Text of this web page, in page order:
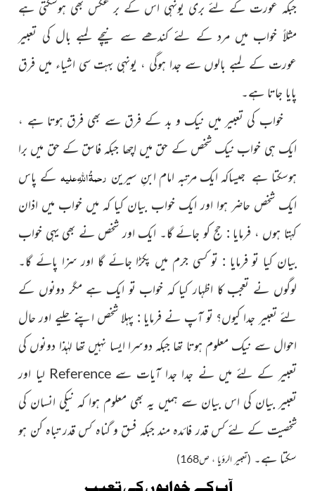
جبکہ عورت کے لئے بری یونہی اس کے بر عکس بھی ہوسکتی ہے
مثلاً خواب میں مرد کے لئے کندھے سے نیچے لمبے بال کی تعبیر
عورت کے لمبے بالوں سے جدا ہوگی ، یونہی بہت سی اشیاء میں فرق
پایا جاتا ہے۔
خواب کی تعبیر میں نیک و بد کے فرق سے بھی فرق ہوتا ہے ،
ایک ہی خواب نیک شخص کے حق میں اچھا جبکہ فاسق کے حق میں برا
ہوسکتا ہے جیساکہ ایک مرتبہ امام ابنِ سیرین رحمۃُ اللہِ علیہ کے پاس
ایک شخص حاضر ہوا اور ایک خواب بیان کیا کہ میں خواب میں اذان
کہتا ہوں ، فرمایا : حج کو جائے گا۔ ایک اور شخص نے بھی یہی خواب
بیان کیا تو فرمایا : تو کسی جرم میں پکڑا جائے گا اور سزا پائے گا۔
لوگوں نے تعجب کا اظہار کیا کہ خواب تو ایک ہے مگر دونوں کے
لئے تعبیر جدا کیوں؟ تو آپ نے فرمایا : پہلا شخص اپنے حلیے اور حال
احوال سے نیک معلوم ہوتا تھا جبکہ دوسرا ایسا نہیں تھا لہٰذا دونوں کی
تعبیر کے لئے میں نے جدا جدا آیات سےReference لیا اور
تعبیر بیان کی اس بیان سے ہمیں یہ بھی معلوم ہوا کہ نیکی انسان کی
شخصیت کے لئے کس قدر فائدہ مند جبکہ فسق و گناہ کس قدر تباہ کن ہو
سکتا ہے۔ (تعبیر الرؤیا ، ص168)
آپ کے خوابوں کی تعبیر